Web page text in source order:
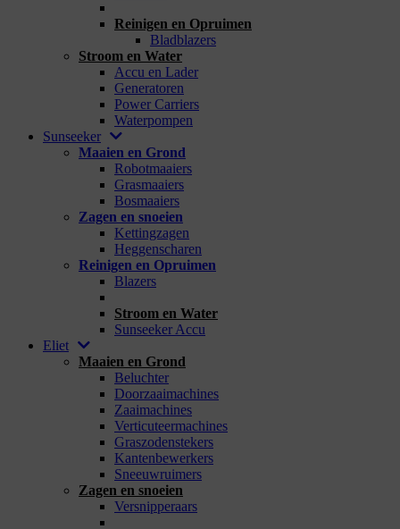
Reinigen en Opruimen
Bladblazers
Stroom en Water
Accu en Lader
Generatoren
Power Carriers
Waterpompen
Sunseeker
Maaien en Grond
Robotmaaiers
Grasmaaiers
Bosmaaiers
Zagen en snoeien
Kettingzagen
Heggenscharen
Reinigen en Opruimen
Blazers
Stroom en Water
Sunseeker Accu
Eliet
Maaien en Grond
Beluchter
Doorzaaimachines
Zaaimachines
Verticuteermachines
Graszodenstekers
Kantenbewerkers
Sneeuwruimers
Zagen en snoeien
Versnipperaars